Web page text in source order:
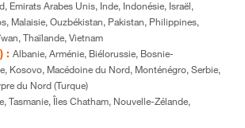
Emirats Arabes Unis, Inde, Indonésie, Israël,
Malaisie, Ouzbékistan, Pakistan, Philippines,
Thaïlande, Vietnam
: Albanie, Arménie, Biélorussie, Bosnie-
Kosovo, Macédoine du Nord, Monténégro, Serbie,
du Nord (Turque)
Tasmanie, Îles Chatham, Nouvelle-Zélande,